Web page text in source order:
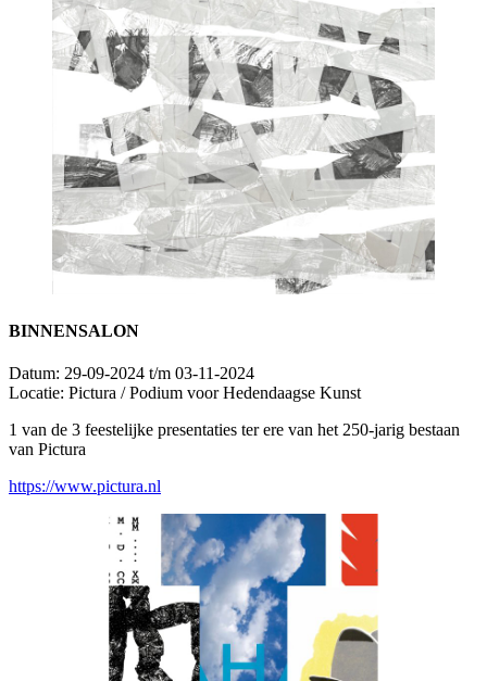
BINNENSALON
Datum: 29-09-2024 t/m 03-11-2024
Locatie: Pictura / Podium voor Hedendaagse Kunst
1 van de 3 feestelijke presentaties ter ere van het 250-jarig bestaan
van Pictura
https://www.pictura.nl